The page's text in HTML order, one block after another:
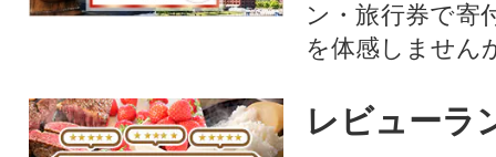
ン・旅行券で寄
を体感しません
レビューラ